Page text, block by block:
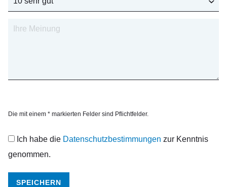
Die mit einem * markierten Felder sind Pflichtfelder.
Ich habe die Datenschutzbestimmungen zur Kenntnis
genommen.
SPEICHERN